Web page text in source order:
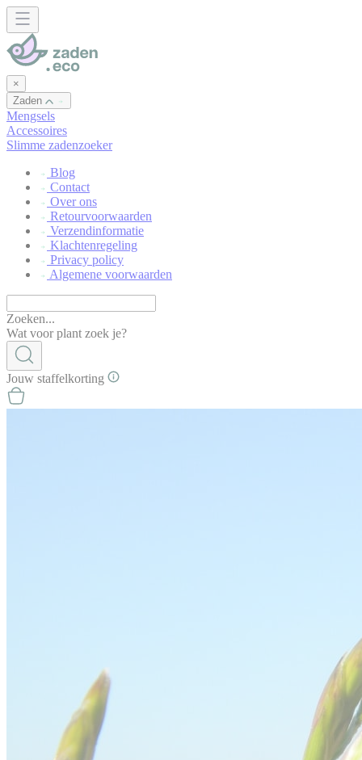
×
Zaden
Mengsels
Accessoires
Slimme zadenzoeker
Blog
Contact
Over ons
Retourvoorwaarden
Verzendinformatie
Klachtenregeling
Privacy policy
Algemene voorwaarden
Zoeken...
Wat voor plant zoek je?
Jouw staffelkorting
Cookies beheer paneel